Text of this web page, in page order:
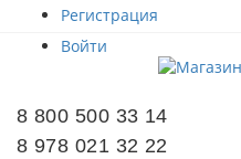
Регистрация
Войти
8 800 500 33 14
8 978 021 32 22